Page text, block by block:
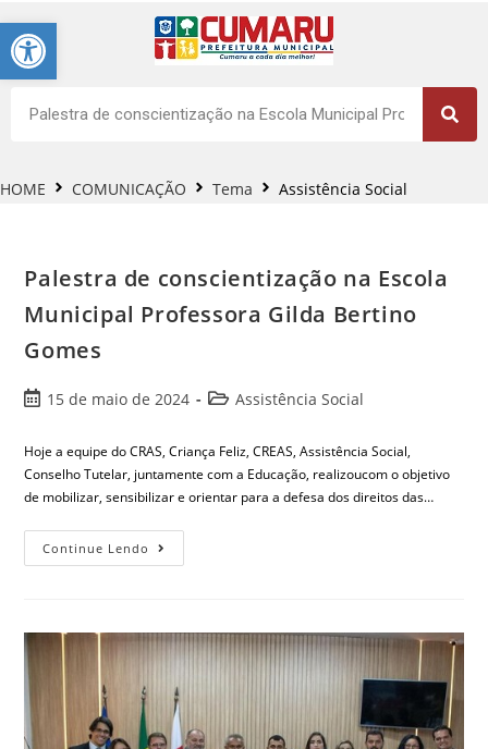
Barra de Ferramentas Aberta
HOME COMUNICAÇÃO Tema Assistência Social
Palestra de conscientização na Escola
Municipal Professora Gilda Bertino
Gomes
15 de maio de 2024 Assistência Social
Hoje a equipe do CRAS, Criança Feliz, CREAS, Assistência Social,
Conselho Tutelar, juntamente com a Educação, realizoucom o objetivo
de mobilizar, sensibilizar e orientar para a defesa dos direitos das…
Continue Lendo